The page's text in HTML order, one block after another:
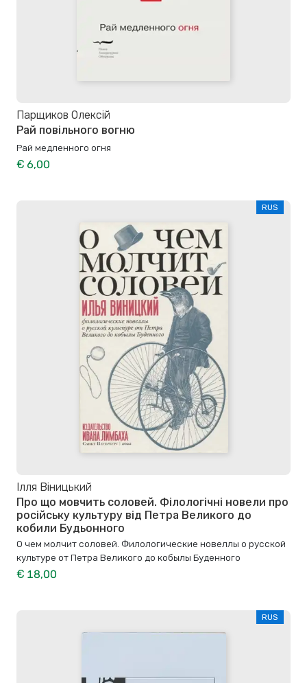
Парщиков Олексій
Рай повільного вогню
Рай медленного огня
€ 6,00
RUS
Ілля Віницький
Про що мовчить соловей. Філологічні новели про
російську культуру від Петра Великого до
кобили Будьонного
О чем молчит соловей. Филологические новеллы о русской
культуре от Петра Великого до кобылы Буденного
€ 18,00
RUS